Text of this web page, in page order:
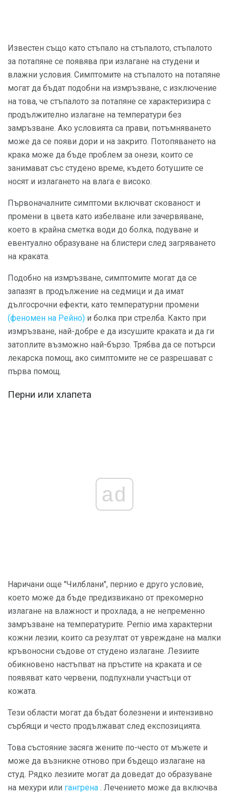
Известен също като стъпало на стъпалото, стъпалото
за потапяне се появява при излагане на студени и
влажни условия. Симптомите на стъпалото на потапяне
могат да бъдат подобни на измръзване, с изключение
на това, че стъпалото за потапяне се характеризира с
продължително излагане на температури без
замръзване. Ако условията са прави, потъмняването
може да се появи дори и на закрито. Потопяването на
крака може да бъде проблем за онези, които се
занимават със студено време, където ботушите се
носят и излагането на влага е високо.
Първоначалните симптоми включват скованост и
промени в цвета като избелване или зачервяване,
което в крайна сметка води до болка, подуване и
евентуално образуване на блистери след загряването
на краката.
Подобно на измръзване, симптомите могат да се
запазят в продължение на седмици и да имат
дългосрочни ефекти, като температурни промени
(феномен на Рейно) и болка при стрелба. Както при
измръзване, най-добре е да изсушите краката и да ги
затоплите възможно най-бързо. Трябва да се потърси
лекарска помощ, ако симптомите не се разрешават с
първа помощ.
Перни или хлапета
ad
Наричани още "Чилблани", пернио е друго условие,
което може да бъде предизвикано от прекомерно
излагане на влажност и прохлада, а не непременно
замръзване на температурите. Pernio има характерни
кожни лезии, които са резултат от увреждане на малки
кръвоносни съдове от студено излагане. Лезиите
обикновено настъпват на пръстите на краката и се
появяват като червени, подпухнали участъци от
кожата.
Тези области могат да бъдат болезнени и интензивно
сърбящи и често продължават след експозицията.
Това състояние засяга жените по-често от мъжете и
може да възникне отново при бъдещо излагане на
студ. Рядко лезиите могат да доведат до образуване
на мехури или гангрена . Лечението може да включва